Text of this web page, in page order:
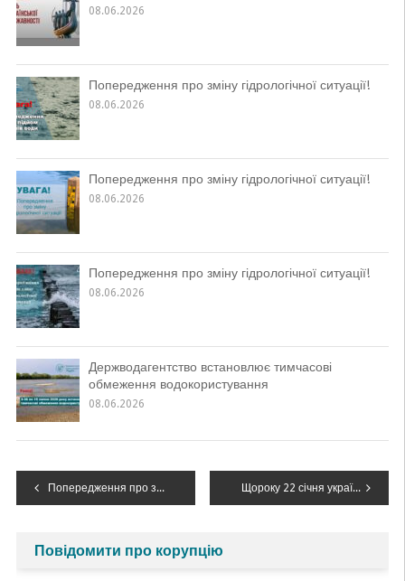
08.06.2026
Попередження про зміну гідрологічної ситуації!
08.06.2026
Попередження про зміну гідрологічної ситуації!
08.06.2026
Попередження про зміну гідрологічної ситуації!
08.06.2026
Держводагентство встановлює тимчасові
обмеження водокористування
08.06.2026
Навігація
Попередження про зміну гідрологічної ситуації Щороку 22 січня українці відзначають День Соборності
Повідомити про корупцію